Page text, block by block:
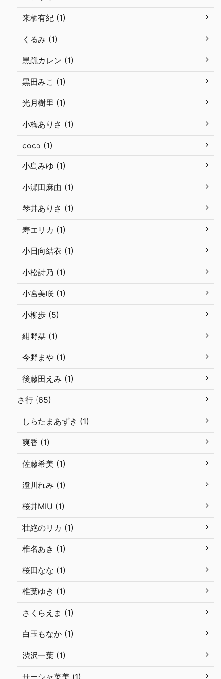
来栖有紀 (1)
くるみ (1)
黒跪カレン (1)
黒田みこ (1)
光月樹里 (1)
小梅ありさ (1)
coco (1)
小島みゆ (1)
小瀬田麻由 (1)
琴井ありさ (1)
寿エリカ (1)
小日向結衣 (1)
小松詩乃 (1)
小宮美咲 (1)
小柳歩 (5)
紺野栞 (1)
今野まや (1)
後藤田えみ (1)
さ行 (65)
しらたまあずき (1)
爽香 (1)
佐藤希美 (1)
澄川れみ (1)
桜井MIU (1)
壮絶のリカ (1)
椎名あき (1)
桜田なな (1)
椎葉ゆき (1)
さくらえま (1)
白玉もなか (1)
渋沢一葉 (1)
サーシャ菜美 (1)